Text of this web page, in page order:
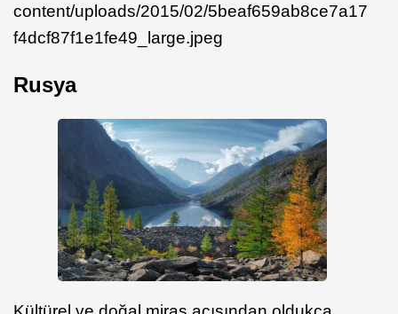
content/uploads/2015/02/5beaf659ab8ce7a17
f4dcf87f1e1fe49_large.jpeg
Rusya